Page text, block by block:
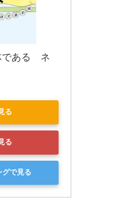
ある　ネ
る
る
グで見る